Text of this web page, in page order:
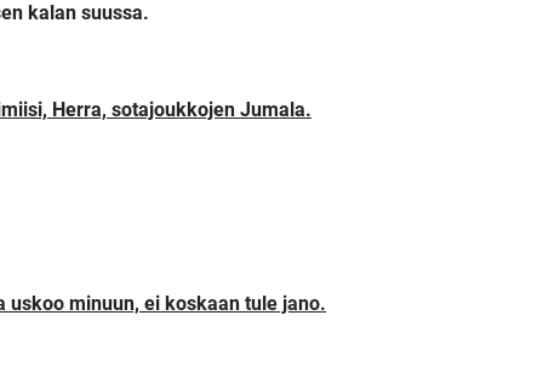
kalan suussa.
Herra, sotajoukkojen Jumala.
minuun, ei koskaan tule jano.